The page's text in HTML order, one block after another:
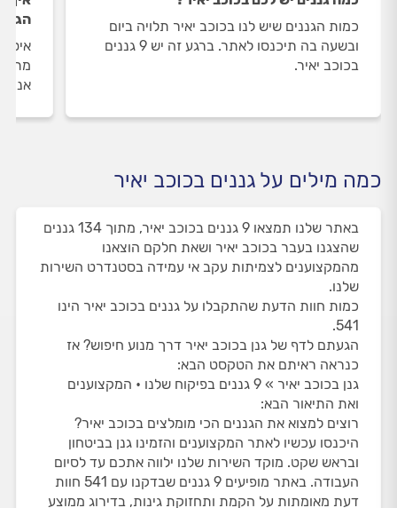
כמות הגננים שיש לנו בכוכב יאיר תלויה ביום
ובשעה בה תיכנסו לאתר. ברגע זה יש 9 גננים
בכוכב יאיר.
אנו
כמה מילים על גננים בכוכב יאיר
באתר שלנו תמצאו 9 גננים בכוכב יאיר, מתוך 134 גננים
שהצגנו בעבר בכוכב יאיר ושאת חלקם הוצאנו
מהמקצוענים לצמיתות עקב אי עמידה בסטנדרט השירות
שלנו.
כמות חוות הדעת שהתקבלו על גננים בכוכב יאיר הינו
541.
הגעתם לדף של גנן בכוכב יאיר דרך מנוע חיפוש? אז
כנראה ראיתם את הטקסט הבא:
גנן בכוכב יאיר » 9 גננים בפיקוח שלנו • המקצוענים
ואת התיאור הבא:
רוצים למצוא את הגננים הכי מומלצים בכוכב יאיר?
היכנסו עכשיו לאתר המקצוענים והזמינו גנן בביטחון
ובראש שקט. מוקד השירות שלנו ילווה אתכם עד לסיום
העבודה. באתר מופיעים 9 גננים שבדקנו עם 541 חוות
דעת מאומתות על הקמת ותחזוקת גינות, בדירוג ממוצע